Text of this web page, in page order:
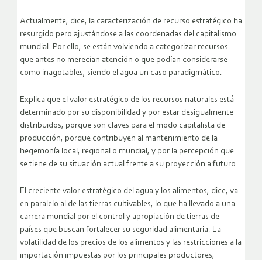
Actualmente, dice, la caracterización de recurso estratégico ha
resurgido pero ajustándose a las coordenadas del capitalismo
mundial. Por ello, se están volviendo a categorizar recursos
que antes no merecían atención o que podían considerarse
como inagotables, siendo el agua un caso paradigmático.
Explica que el valor estratégico de los recursos naturales está
determinado por su disponibilidad y por estar desigualmente
distribuidos; porque son claves para el modo capitalista de
producción; porque contribuyen al mantenimiento de la
hegemonía local, regional o mundial, y por la percepción que
se tiene de su situación actual frente a su proyección a futuro.
El creciente valor estratégico del agua y los alimentos, dice, va
en paralelo al de las tierras cultivables, lo que ha llevado a una
carrera mundial por el control y apropiación de tierras de
países que buscan fortalecer su seguridad alimentaria. La
volatilidad de los precios de los alimentos y las restricciones a la
importación impuestas por los principales productores,